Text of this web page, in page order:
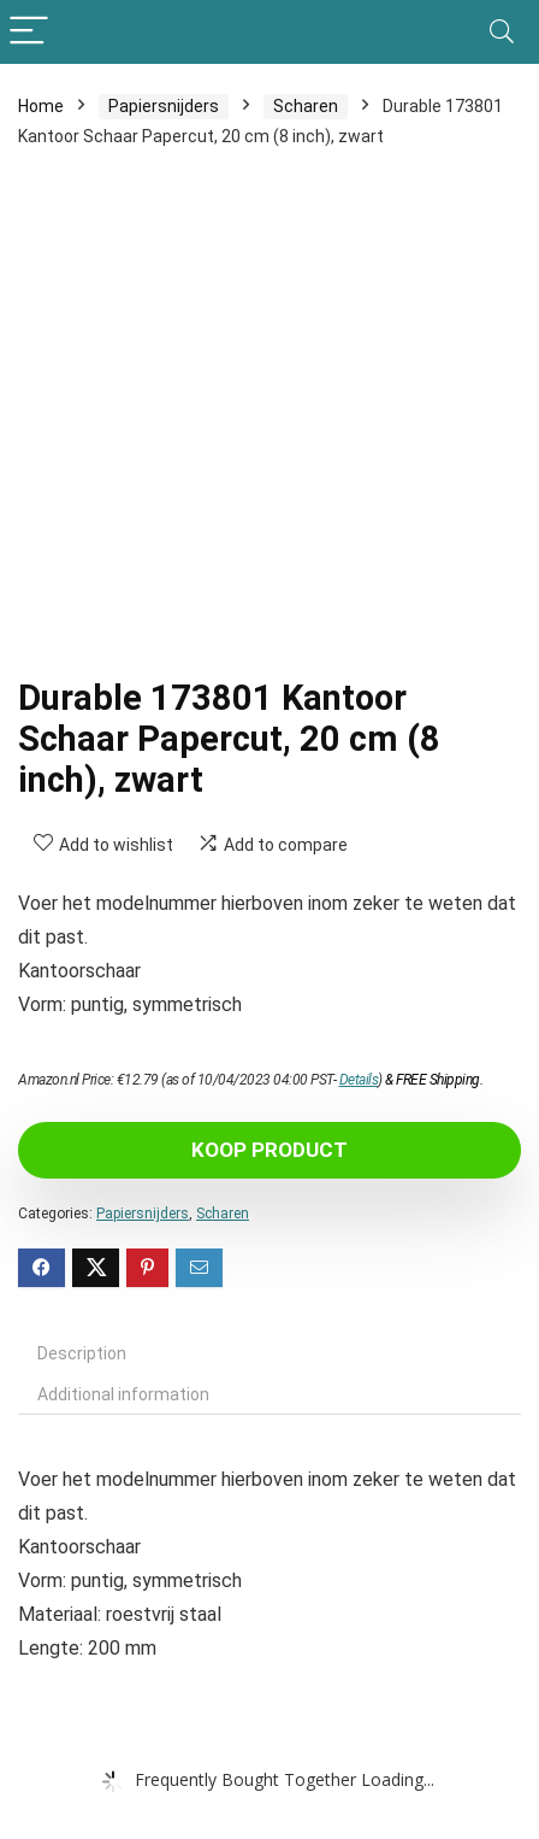
Home Papiersnijders Scharen
Durable 173801
Kantoor Schaar Papercut, 20 cm (8 inch), zwart
Durable 173801 Kantoor
Schaar Papercut, 20 cm (8
inch), zwart
Add to wishlist Add to compare
Voer het modelnummer hierboven inom zeker te weten dat
dit past.
Kantoorschaar
Vorm: puntig, symmetrisch
Amazon.nl Price:€12.79 (as of 10/04/2023 04:00 PST-Details)&FREE Shipping.
KOOP PRODUCT
Categories: Papiersnijders Scharen
Description
Additional information
Voer het modelnummer hierboven inom zeker te weten dat
dit past.
Kantoorschaar
Vorm: puntig, symmetrisch
Materiaal: roestvrij staal
Lengte: 200 mm
Frequently Bought Together Loading...